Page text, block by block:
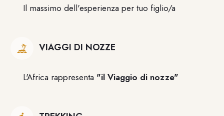
Il massimo dell'esperienza per tuo figlio/a
VIAGGI DI NOZZE
L'Africa rappresenta "il Viaggio di nozze"